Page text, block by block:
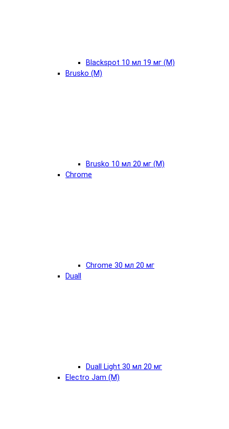
Blackspot 10 мл 19 мг (М)
Brusko (М)
Brusko 10 мл 20 мг (М)
Chrome
Chrome 30 мл 20 мг
Duall
Duall Light 30 мл 20 мг
Electro Jam (М)